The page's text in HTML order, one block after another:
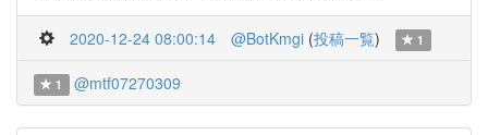
2020-12-24 08:00:14 @BotKmgi (投稿一覧) 1
1 @mtf07270309